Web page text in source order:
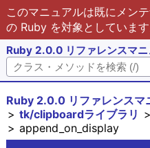
このマニュアルは既にメン
の Ruby を対象としています
Ruby 2.0.0 リファレンスマニ
Ruby 2.0.0 リファレンスマ
tk/clipboardライブラリ
append_on_display